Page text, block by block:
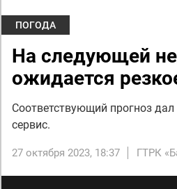
ПОГОДА
На следующей
ожидается
Соответствующий прогноз
сервис.
27 октября 2023, 18:37 ГТРК